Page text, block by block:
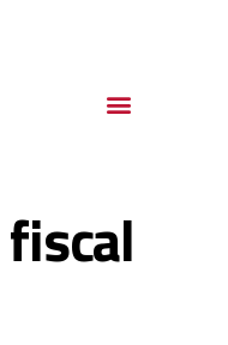
fiscal